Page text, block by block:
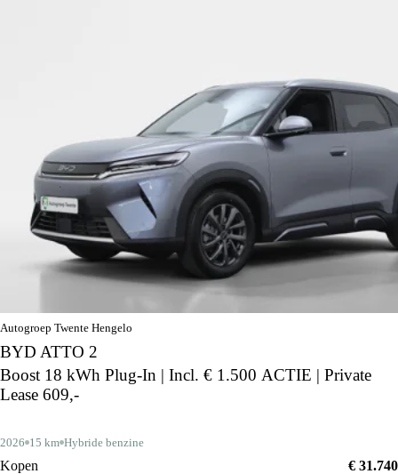
Autogroep Twente Hengelo
BYD ATTO 2
Boost 18 kWh Plug-In | Incl. € 1.500 ACTIE | Private
Lease 609,-
2026 15 km Hybride benzine
Kopen € 31.740